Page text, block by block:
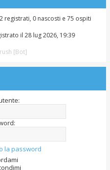
registrati, 0 nascosti e 75 ospiti
il 28 lug 2026, 19:39
[Bot]
la password